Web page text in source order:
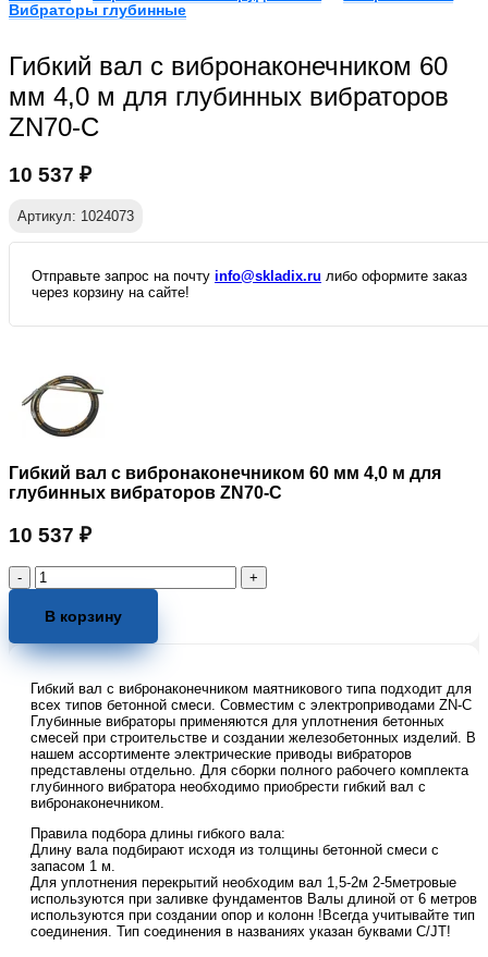
Вибраторы глубинные
Гибкий вал с вибронаконечником 60
мм 4,0 м для глубинных вибраторов
ZN70-C
10 537 ₽
Артикул: 1024073
Отправьте запрос на почту info@skladix.ru либо оформите заказ
через корзину на сайте!
Гибкий вал с вибронаконечником 60 мм 4,0 м для
глубинных вибраторов ZN70-C
10 537 ₽
Количество
товара
Гибкий
с
вибронаконечником
60
мм
4,0
м
для
глубинных
вибраторов
ZN70-
C
В корзину
Гибкий вал с вибронаконечником маятникового типа подходит для
всех типов бетонной смеси. Совместим с электроприводами ZN-C
Глубинные вибраторы применяются для уплотнения бетонных
смесей при строительстве и создании железобетонных изделий. В
нашем ассортименте электрические приводы вибраторов
представлены отдельно. Для сборки полного рабочего комплекта
глубинного вибратора необходимо приобрести гибкий вал с
вибронаконечником.
Правила подбора длины гибкого вала:
Длину вала подбирают исходя из толщины бетонной смеси с
запасом 1 м.
Для уплотнения перекрытий необходим вал 1,5-2м 2-5метровые
используются при заливке фундаментов Валы длиной от 6 метров
используются при создании опор и колонн !Всегда учитывайте тип
соединения. Тип соединения в названиях указан буквами C/JТ!